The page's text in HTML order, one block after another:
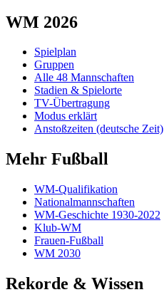
WM 2026
Spielplan
Gruppen
Alle 48 Mannschaften
Stadien & Spielorte
TV-Übertragung
Modus erklärt
Anstoßzeiten (deutsche Zeit)
Mehr Fußball
WM-Qualifikation
Nationalmannschaften
WM-Geschichte 1930-2022
Klub-WM
Frauen-Fußball
WM 2030
Rekorde & Wissen